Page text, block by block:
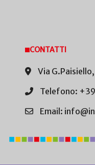
CONTATTI
Via
Telefono:
Email: